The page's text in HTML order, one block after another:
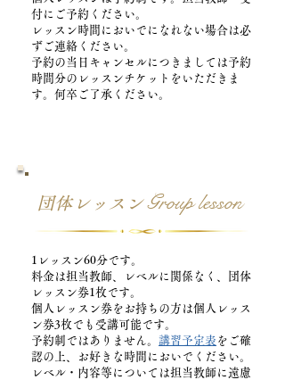
付にご予約ください。
レッスン時間においでになれない場合は必
ずご連絡ください。
予約の当日キャンセルにつきましては予約
時間分のレッスンチケットをいただきま
す。何卒ご了承ください。
団体レッスン Group lesson
1レッスン60分です。
料金は担当教師、レベルに関係なく、団体
レッスン券1枚です。
個人レッスン券をお持ちの方は個人レッス
ン券3枚でも受講可能です。
予約制ではありません。 講習予定表 をご確
認の上、お好きな時間においでください。
レベル・内容等については担当教師に遠慮